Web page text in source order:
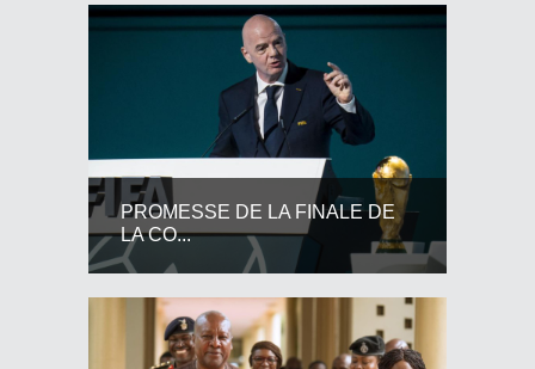
PROMESSE DE LA FINALE DE
LA CO...